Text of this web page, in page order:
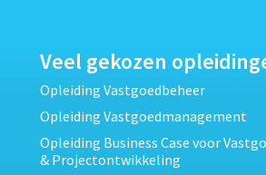
Veel gekozen
Opleiding Vastgoedbeheer
Opleiding Vastgoedmanagement
Opleiding Business Case voor
& Projectontwikkeling